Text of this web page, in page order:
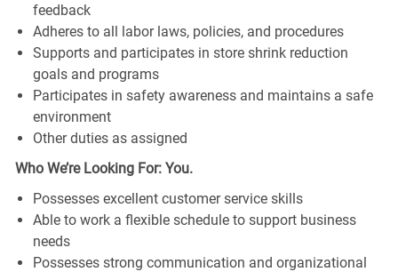
feedback
Adheres to all labor laws, policies, and procedures
Supports and participates in store shrink reduction
goals and programs
Participates in safety awareness and maintains a safe
environment
Other duties as assigned
Who We’re Looking For: You.
Possesses excellent customer service skills
Able to work a flexible schedule to support business
needs
Possesses strong communication and organizational